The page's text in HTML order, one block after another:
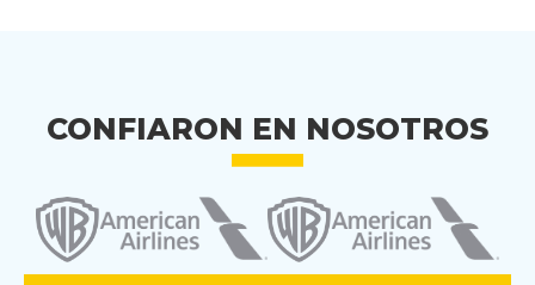
CONFIARON EN NOSOTROS